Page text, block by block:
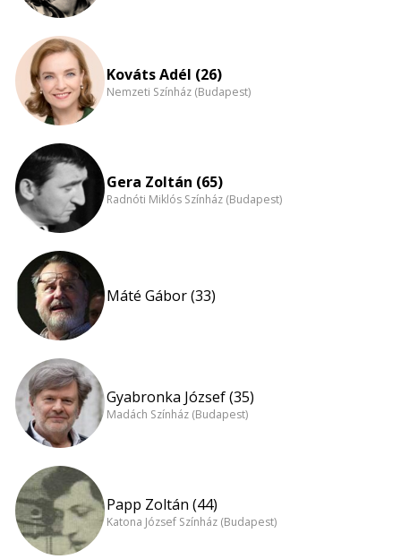
Kováts Adél (26)
Nemzeti Színház (Budapest)
Gera Zoltán (65)
Radnóti Miklós Színház (Budapest)
Máté Gábor (33)
Gyabronka József (35)
Madách Színház (Budapest)
Papp Zoltán (44)
Katona József Színház (Budapest)